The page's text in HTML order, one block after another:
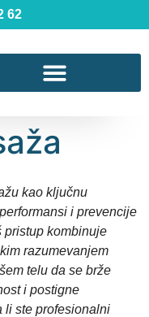
62
kao ključnu
i prevencije
pristup kombinuje
razumevanjem
telu da se brže
i postigne
li ste profesionalni